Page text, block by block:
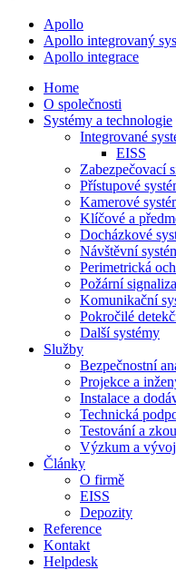
Apollo
Apollo integrovaný
Apollo integrace
Home
O společnosti
Systémy a technologie
Integrované
EISS
Zabezpečovací
Přístupové
Kamerové
Klíčové a
Docházkové
Návštěvní
Perimetrická
Požární
Komunikační
Pokročilé
Další systémy
Služby
Bezpečnostní
Projekce a
Instalace a
Technická
Testování a
Výzkum a vývoj
Články
O firmě
EISS
Depozity
Reference
Kontakt
Helpdesk